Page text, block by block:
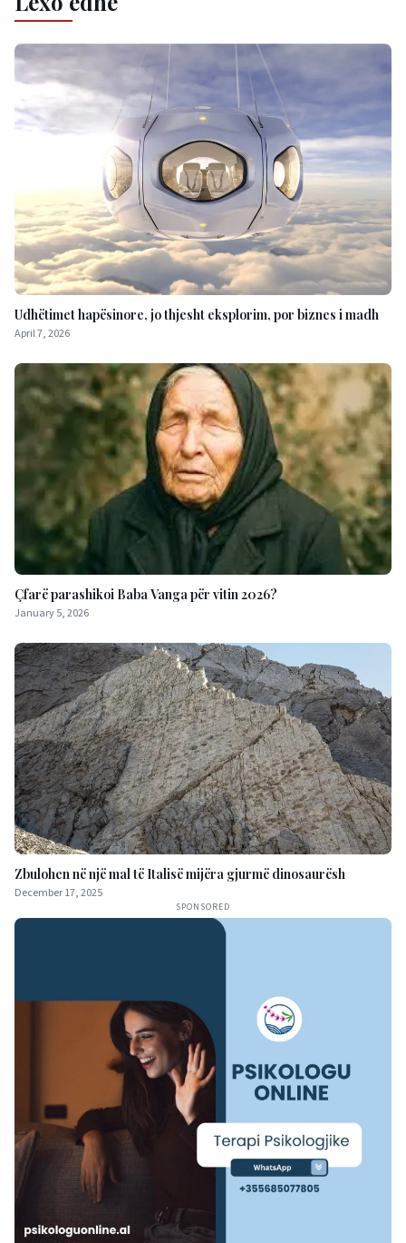
Udhëtimet hapësinore, jo thjesht eksplorim, por biznes i madh
April 7, 2026
Çfarë parashikoi Baba Vanga për vitin 2026?
January 5, 2026
Zbulohen në një mal të Italisë mijëra gjurmë dinosaurësh
December 17, 2025
SPONSORED